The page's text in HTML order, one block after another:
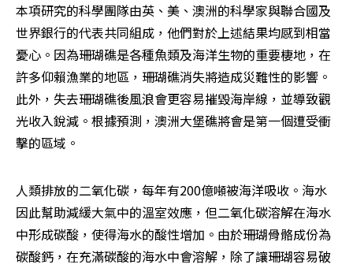
本項研究的科學團隊由英、美、澳洲的科學家與聯合國及
世界銀行的代表共同組成，他們對於上述結果均感到相當
憂心。因為珊瑚礁是各種魚類及海洋生物的重要棲地，在
許多仰賴漁業的地區，珊瑚礁消失將造成災難性的影響。
此外，失去珊瑚礁後風浪會更容易摧毀海岸線，並導致觀
光收入銳減。根據預測，澳洲大堡礁將會是第一個遭受衝
擊的區域。
人類排放的二氧化碳，每年有200億噸被海洋吸收。海水
因此幫助減緩大氣中的溫室效應，但二氧化碳溶解在海水
中形成碳酸，使得海水的酸性增加。由於珊瑚骨骼成份為
碳酸鈣，在充滿碳酸的海水中會溶解，除了讓珊瑚容易破